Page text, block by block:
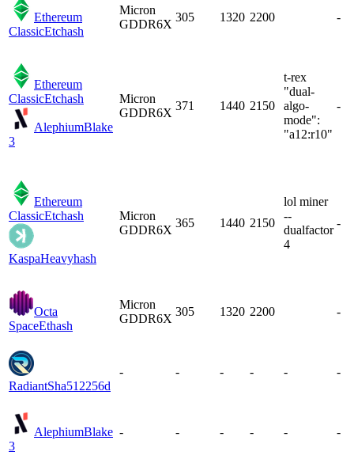
Ethereum
ClassicEtchash
Micron
GDDR6X
305 1320 2200 -
Ethereum
ClassicEtchash
AlephiumBlake
3
Micron
GDDR6X
371 1440 2150
t-rex
"dual-
algo-
mode":
"a12:r10"
-
Ethereum
ClassicEtchash
KaspaHeavyhash
Micron
GDDR6X
365 1440 2150
lol miner
--
dualfactor
4
-
Octa
SpaceEthash
Micron
GDDR6X
305 1320 2200 -
RadiantSha512256d
- - - - - -
AlephiumBlake
3
- - - - - -